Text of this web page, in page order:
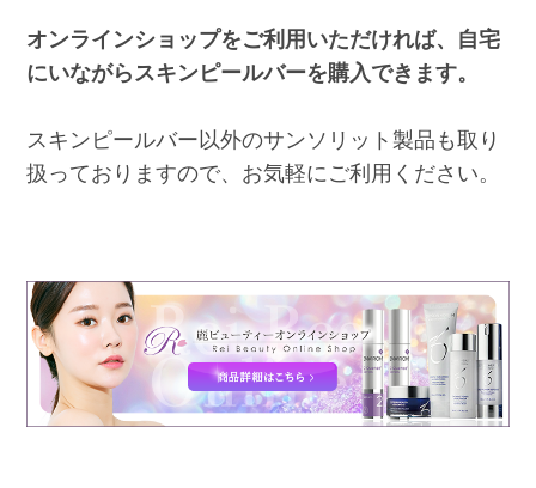
オンラインショップをご利用いただければ、自宅
にいながらスキンピールバーを購入できます。
スキンピールバー以外のサンソリット製品も取り
扱っておりますので、お気軽にご利用ください。